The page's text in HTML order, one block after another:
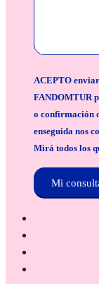
ACEPTO
FANDOMTUR
o confirmación
enseguida nos
Mirá todos los